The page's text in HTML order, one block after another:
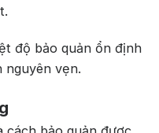
độ bảo quản ổn định
nguyên vẹn.